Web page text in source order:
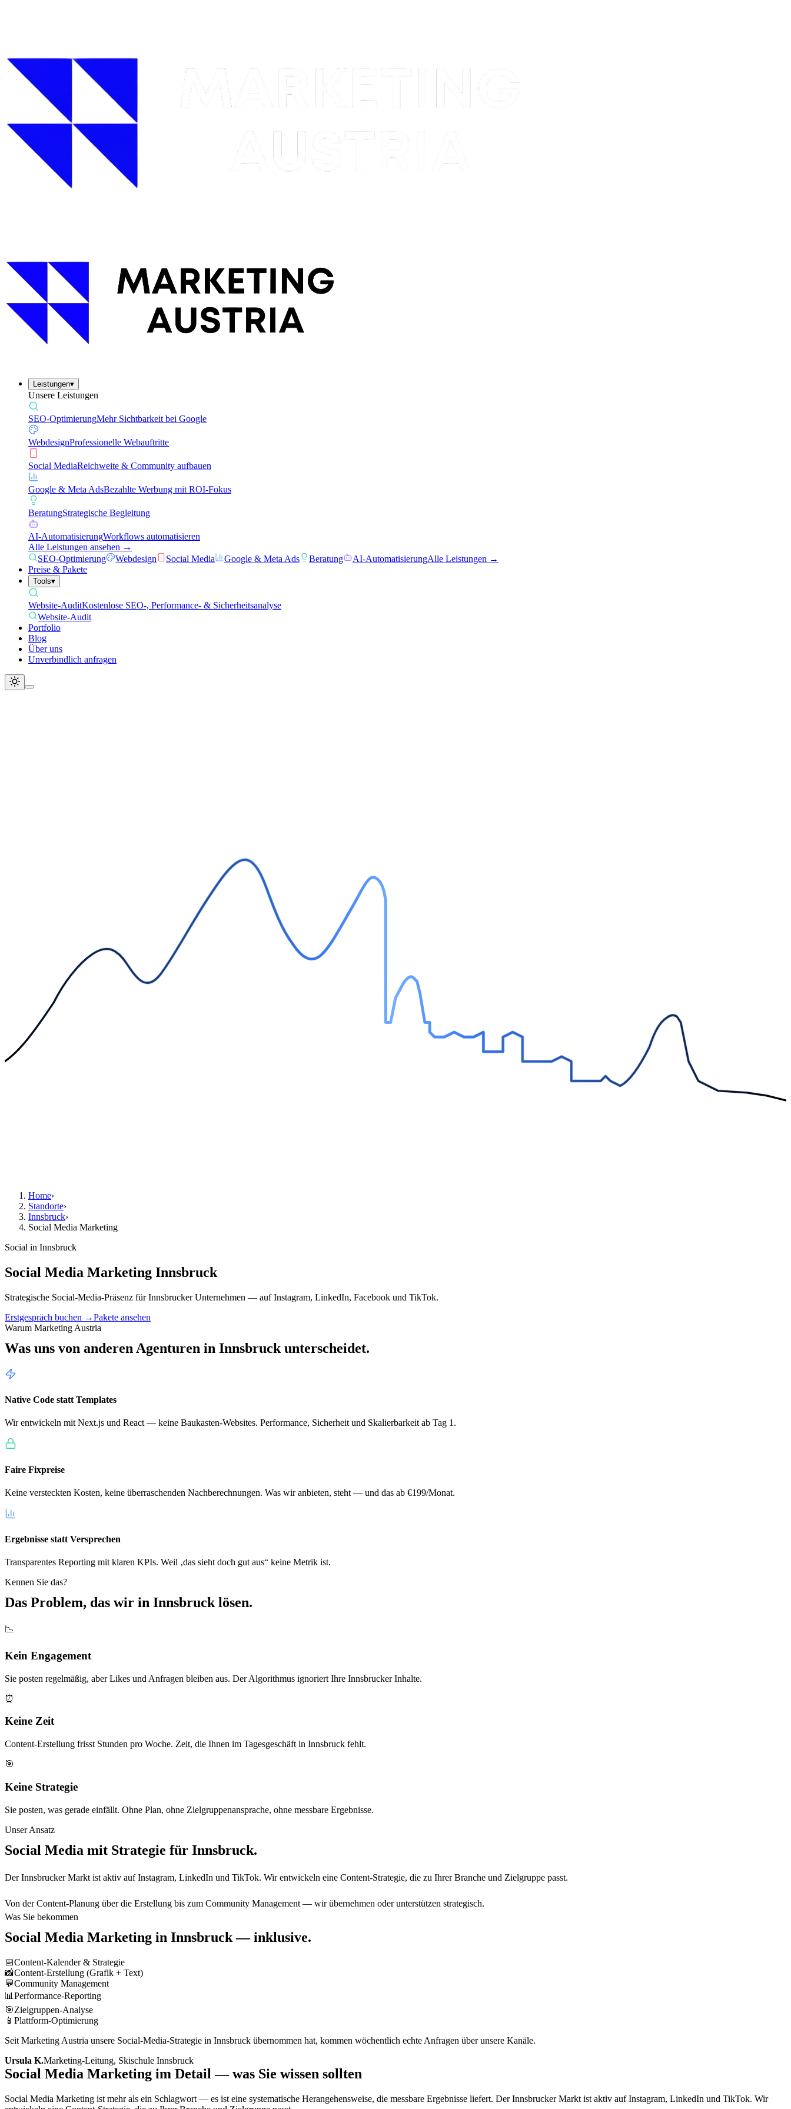
Leistungen▾
Unsere Leistungen
SEO-OptimierungMehr Sichtbarkeit bei Google
WebdesignProfessionelle Webauftritte
Social MediaReichweite & Community aufbauen
Google & Meta AdsBezahlte Werbung mit ROI-Fokus
BeratungStrategische Begleitung
AI-AutomatisierungWorkflows automatisieren
Alle Leistungen ansehen →
SEO-Optimierung
Webdesign Social Media Google & Meta Ads Beratung AI-AutomatisierungAlle Leistungen →
Preise & Pakete
Tools▾
Website-AuditKostenlose SEO-, Performance- & Sicherheitsanalyse
Website-Audit
Portfolio
Blog
Über uns
Unverbindlich anfragen
Home›
Standorte›
Innsbruck›
Social Media Marketing
Social in Innsbruck
Social Media Marketing Innsbruck
Strategische Social-Media-Präsenz für Innsbrucker Unternehmen — auf Instagram, LinkedIn, Facebook und TikTok.
Erstgespräch buchen →Pakete ansehen
Warum Marketing Austria
Was uns von anderen Agenturen in Innsbruck unterscheidet.
Native Code statt Templates
Wir entwickeln mit Next.js und React — keine Baukasten-Websites. Performance, Sicherheit und Skalierbarkeit ab Tag 1.
Faire Fixpreise
Keine versteckten Kosten, keine überraschenden Nachberechnungen. Was wir anbieten, steht — und das ab €199/Monat.
Ergebnisse statt Versprechen
Transparentes Reporting mit klaren KPIs. Weil ‚das sieht doch gut aus“ keine Metrik ist.
Kennen Sie das?
Das Problem, das wir in Innsbrucklösen.
📉
Kein Engagement
Sie posten regelmäßig, aber Likes und Anfragen bleiben aus. Der Algorithmus ignoriert Ihre Innsbrucker Inhalte.
⏰
Keine Zeit
Content-Erstellung frisst Stunden pro Woche. Zeit, die Ihnen im Tagesgeschäft in Innsbruck fehlt.
🎯
Keine Strategie
Sie posten, was gerade einfällt. Ohne Plan, ohne Zielgruppenansprache, ohne messbare Ergebnisse.
Unser Ansatz
Social Media mit Strategie für Innsbruck.
Der Innsbrucker Markt ist aktiv auf Instagram, LinkedIn und TikTok. Wir entwickeln eine Content-Strategie, die zu Ihrer Branche und Zielgruppe passt.
Von der Content-Planung über die Erstellung bis zum Community Management — wir übernehmen oder unterstützen strategisch.
Was Sie bekommen
Social Media Marketing in Innsbruck— inklusive.
📅Content-Kalender & Strategie
📸Content-Erstellung (Grafik + Text)
💬Community Management
📊 Performance-Reporting
🎯Zielgruppen-Analyse
📱 Plattform-Optimierung
Seit Marketing Austria unsere Social-Media-Strategie in Innsbruck übernommen hat, kommen wöchentlich echte Anfragen über unsere Kanäle.
Ursula K.Marketing-Leitung, Skischule Innsbruck
Social Media Marketing im Detail — was Sie wissen sollten
Social Media Marketing ist mehr als ein Schlagwort — es ist eine systematische Herangehensweise, die messbare Ergebnisse liefert. Der Innsbrucker Markt ist aktiv auf Instagram, LinkedIn und TikTok. Wir